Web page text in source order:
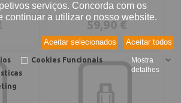
serviços. Concorda com os
continuar a utilizar o nosso website.
Aceitar todos
Aceitar selecionados
Cookies Funcionais
Mostra
detalhes
59,90 €